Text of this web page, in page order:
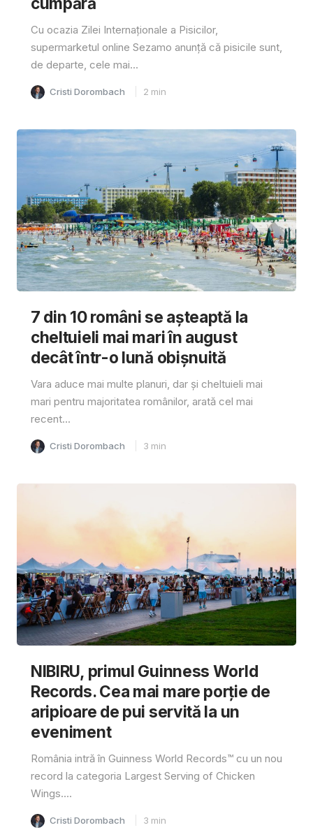
Cu ocazia Zilei Internaționale a Pisicilor,
supermarketul online Sezamo anunță că pisicile sunt,
de departe, cele mai...
Cristi Dorombach 2 min
7 din 10 români se așteaptă la
cheltuieli mai mari în august
decât într-o lună obișnuită
Vara aduce mai multe planuri, dar și cheltuieli mai
mari pentru majoritatea românilor, arată cel mai
recent...
Cristi Dorombach 3 min
NIBIRU, primul Guinness World
Records. Cea mai mare porție de
aripioare de pui servită la un
eveniment
România intră în Guinness World Records™️ cu un nou
record la categoria Largest Serving of Chicken
Wings....
Cristi Dorombach 3 min